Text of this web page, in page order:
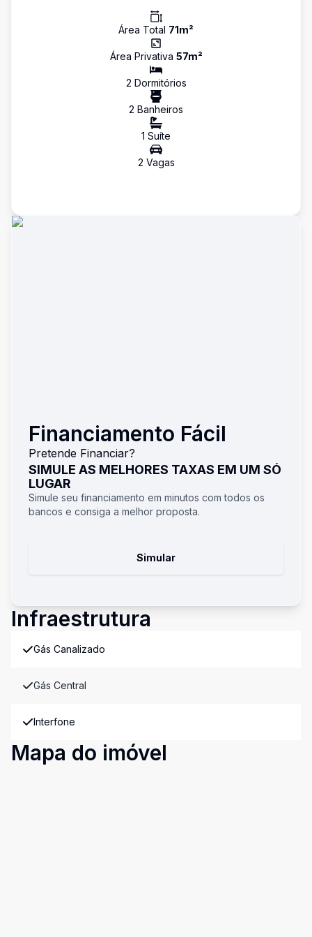
Área Total 71m²
Área Privativa 57m²
2 Dormitórios
2 Banheiros
1 Suíte
2 Vagas
Financiamento Fácil
Pretende Financiar?
SIMULE AS MELHORES TAXAS EM UM SÓ
LUGAR
Simule seu financiamento em minutos com todos os
bancos e consiga a melhor proposta.
Simular
Infraestrutura
Gás Canalizado
Gás Central
Interfone
Mapa do imóvel